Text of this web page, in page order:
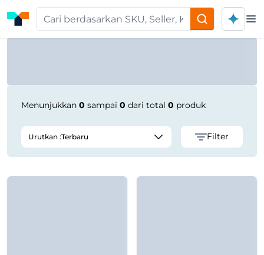
Menunjukkan 0 sampai 0 dari total 0 produk
Urutkan :Terbaru Filter